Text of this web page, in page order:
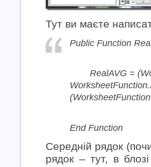
Тут ви маєте
Public Function
RealAVG =
End Function
Середній рядок
рядок – тут, в